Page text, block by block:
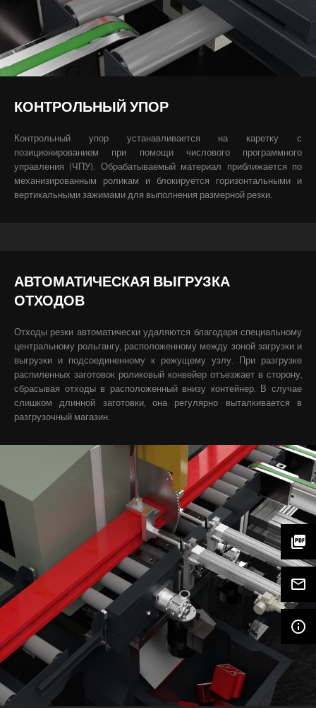
picture_as_pdf
mail_outline
info_outline
КОНТРОЛЬНЫЙ УПОР
Контрольный упор устанавливается на каретку с
позиционированием при помощи числового программного
управления (ЧПУ). Обрабатываемый материал приближается по
механизированным роликам и блокируется горизонтальными и
вертикальными зажимами для выполнения размерной резки.
АВТОМАТИЧЕСКАЯ ВЫГРУЗКА
ОТХОДОВ
Отходы резки автоматически удаляются благодаря специальному
центральному рольгангу, расположенному между зоной загрузки и
выгрузки и подсоединенному к режущему узлу. При разгрузке
распиленных заготовок роликовый конвейер отъезжает в сторону,
сбрасывая отходы в расположенный внизу контейнер. В случае
слишком длинной заготовки, она регулярно выталкивается в
разгрузочный магазин.